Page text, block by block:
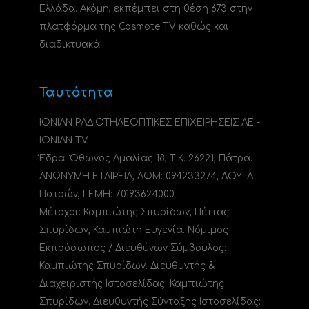
Ελλάδα. Ακόμη, εκπέμπει στη θέση 673 στην
πλατφόρμα της Cosmote TV καθώς και
διαδικτυακά.
Ταυτότητα
ΙΟΝΙΑΝ ΡΑΔΙΟΤΗΛΕΟΠΤΙΚΕΣ ΕΠΙΧΕΙΡΗΣΕΙΣ ΑΕ -
IONIAN TV
Έδρα: Όθωνος Αμαλίας 18, Τ.Κ. 26221, Πάτρα.
ΑΝΩΝΥΜΗ ΕΤΑΙΡΕΙΑ, ΑΦΜ: 094233274, ΔΟΥ: A
Πατρών, ΓΕΜΗ: 70193624000.
Μέτοχοι: Καμπιώτης Σπυρίδων, Πέττας
Σπυρίδων, Καμπιώτη Ευγενία. Νόμιμος
Εκπρόσωπος / Διευθύνων Σύμβουλος:
Καμπιώτης Σπυρίδων. Διευθυντής &
Διαχειριστής Ιστοσελίδας: Καμπιώτης
Σπυρίδων. Διευθυντής Σύνταξης Ιστοσελίδας: